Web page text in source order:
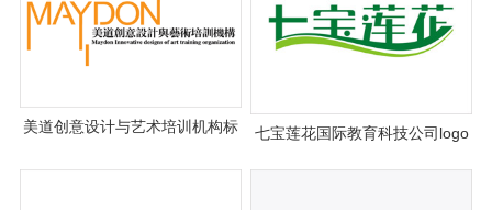
美道创意设计与艺术培训机构标
七宝莲花国际教育科技公司logo